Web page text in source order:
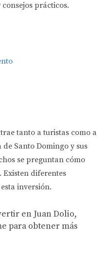
prácticos.
tanto a turistas como a
Santo Domingo y sus
se preguntan cómo
diferentes
inversión.
en Juan Dolio,
para obtener más